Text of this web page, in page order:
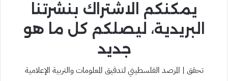
يمكنكم الاشتراك بنشرتنا
البريدية، ليصلكم كل ما هو
جديد
تحقق | المرصد الفلسطيني لتدقيق المعلومات والتربية الإعلامية